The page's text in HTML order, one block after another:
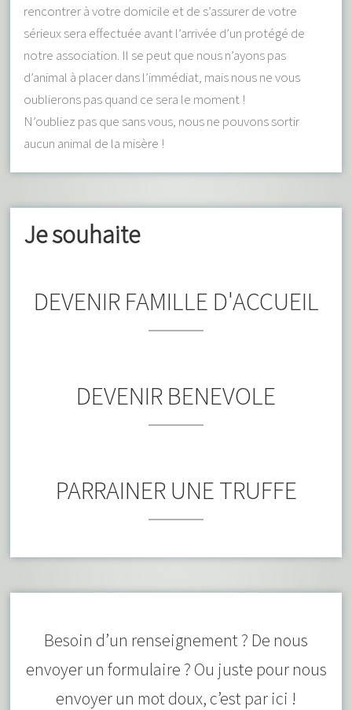
rencontrer à votre domicile et de s’assurer de votre
sérieux sera effectuée avant l’arrivée d’un protégé de
notre association. Il se peut que nous n’ayons pas
d’animal à placer dans l’immédiat, mais nous ne vous
oublierons pas quand ce sera le moment !
N’oubliez pas que sans vous, nous ne pouvons sortir
aucun animal de la misère !
Je souhaite
DEVENIR FAMILLE D'ACCUEIL
DEVENIR BENEVOLE
PARRAINER UNE TRUFFE
Besoin d’un renseignement ? De nous
envoyer un formulaire ? Ou juste pour nous
envoyer un mot doux, c’est par ici !